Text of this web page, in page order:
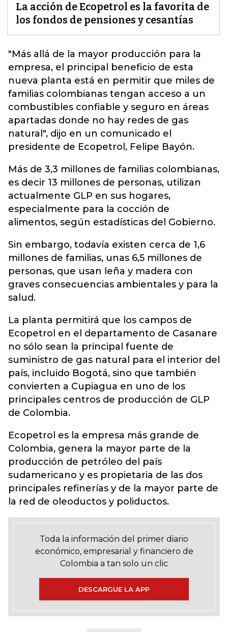
La acción de Ecopetrol es la favorita de
los fondos de pensiones y cesantías
"Más allá de la mayor producción para la
empresa, el principal beneficio de esta
nueva planta está en permitir que miles de
familias colombianas tengan acceso a un
combustibles confiable y seguro en áreas
apartadas donde no hay redes de gas
natural", dijo en un comunicado el
presidente de Ecopetrol, Felipe Bayón.
Más de 3,3 millones de familias colombianas,
es decir 13 millones de personas, utilizan
actualmente GLP en sus hogares,
especialmente para la cocción de
alimentos, según estadísticas del Gobierno.
Sin embargo, todavía existen cerca de 1,6
millones de familias, unas 6,5 millones de
personas, que usan leña y madera con
graves consecuencias ambientales y para la
salud.
La planta permitirá que los campos de
Ecopetrol en el departamento de Casanare
no sólo sean la principal fuente de
suministro de gas natural para el interior del
país, incluido Bogotá, sino que también
convierten a Cupiagua en uno de los
principales centros de producción de GLP
de Colombia.
Ecopetrol es la empresa más grande de
Colombia, genera la mayor parte de la
producción de petróleo del país
sudamericano y es propietaria de las dos
principales refinerías y de la mayor parte de
la red de oleoductos y poliductos.
Toda la información del primer diario
económico, empresarial y financiero de
Colombia a tan solo un clic
DESCARGUE LA APP